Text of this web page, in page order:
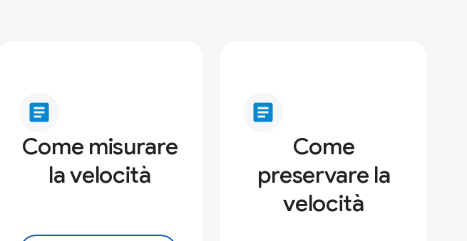
article
Come misurare
la velocità
article
Come
preservare la
velocità